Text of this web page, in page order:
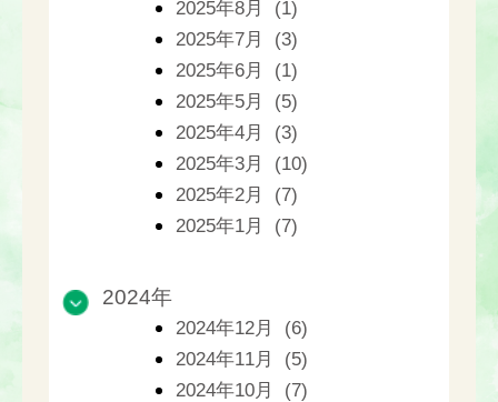
2025年8月 (1)
2025年7月 (3)
2025年6月 (1)
2025年5月 (5)
2025年4月 (3)
2025年3月 (10)
2025年2月 (7)
2025年1月 (7)
2024年
2024年12月 (6)
2024年11月 (5)
2024年10月 (7)